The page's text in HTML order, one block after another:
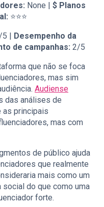
None | $ Planos
⭐⭐⭐
|
Desempenho da
de campanhas: 2/5
que não se foca
mas sim
Audiense
das análises de
as principais
mas com
de público ajuda
que realmente
mais como um
do que como uma
forte.